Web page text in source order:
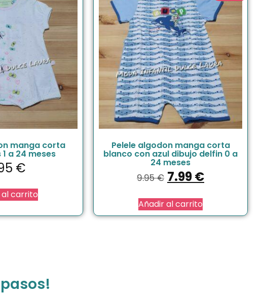
manga corta
a 24 meses
€
carrito
Pelele algodon manga corta
blanco con azul dibujo delfin 0 a
24 meses
9.95€ 7.99€
Añadir al carrito